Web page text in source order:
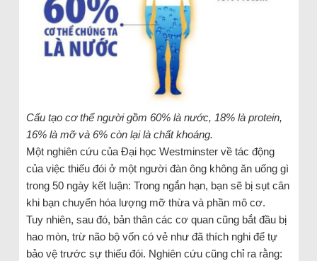
Cấu tạo cơ thể người gồm 60% là nước, 18% là protein,
16% là mỡ và 6% còn lại là chất khoáng.
Một nghiên cứu của Đại học Westminster về tác động
của việc thiếu đói ở một người đàn ông không ăn uống gì
trong 50 ngày kết luận: Trong ngắn hạn, bạn sẽ bị sụt cân
khi bạn chuyển hóa lượng mỡ thừa và phần mô cơ.
Tuy nhiên, sau đó, bản thân các cơ quan cũng bắt đầu bị
hao mòn, trừ não bộ vốn có vẻ như đã thích nghi để tự
bảo vệ trước sự thiếu đói. Nghiên cứu cũng chỉ ra rằng: